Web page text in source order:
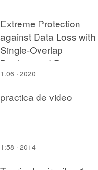
Extreme Protection
against Data Loss with
Single-Overlap
Declustered Parity
1:06 · 2020
practica de video
1:58 · 2014